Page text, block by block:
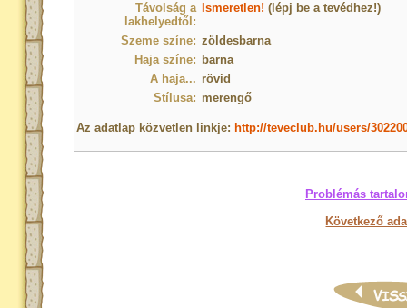
Távolság a
lakhelyedtől:
Ismeretlen! (lépj be a tevédhez!)
Szeme színe: zöldesbarna
Haja színe: barna
A haja... rövid
Stílusa: merengő
Az adatlap közvetlen linkje: http://teveclub.hu/users/
Problémás
Következő